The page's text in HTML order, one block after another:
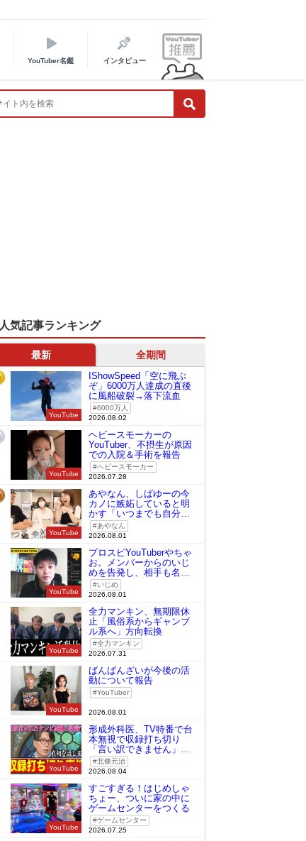
YouTuber名鑑 インタビュー
人気記事ランキング
最新 全期間
YouTube
IShowSpeed「空に飛ぶ
ぞ」6000万人達成の直後
に風船破裂→落下流血
6000万人
2026.08.02
YouTube
ヘビースモーカーの
YouTuber、不摂生が原因
での入院＆手術を報告
ヘビースモーカー
2026.07.28
YouTube
あやなん、しばゆーの今
カノに嫉妬していると明
かす「いつまでも自分の
ものみたいに…」
あやなん
2026.08.01
YouTube
プロスピYouTuberやちゃ
お。メンバーからのいじ
めを告発し、相手も名指
しで批判
いじめ
2026.08.01
YouTube
全力マンキン、無期限休
止「風俗系からギャンブ
ル系へ」方向転換
全力マンキン
2026.07.31
YouTube
ばんばんざいが今後の活
動について報告
YouTuber
2026.08.01
YouTube
形成外科医、TV特番で台
本無視で収録打ち切り
「言い訳できません」と
謝罪北條元治
2026.08.04
YouTube
すごすぎる！はじめしゃ
ちょー、ついに家の中に
ゲームセンターをつくる
ゲームセンター
2026.07.25